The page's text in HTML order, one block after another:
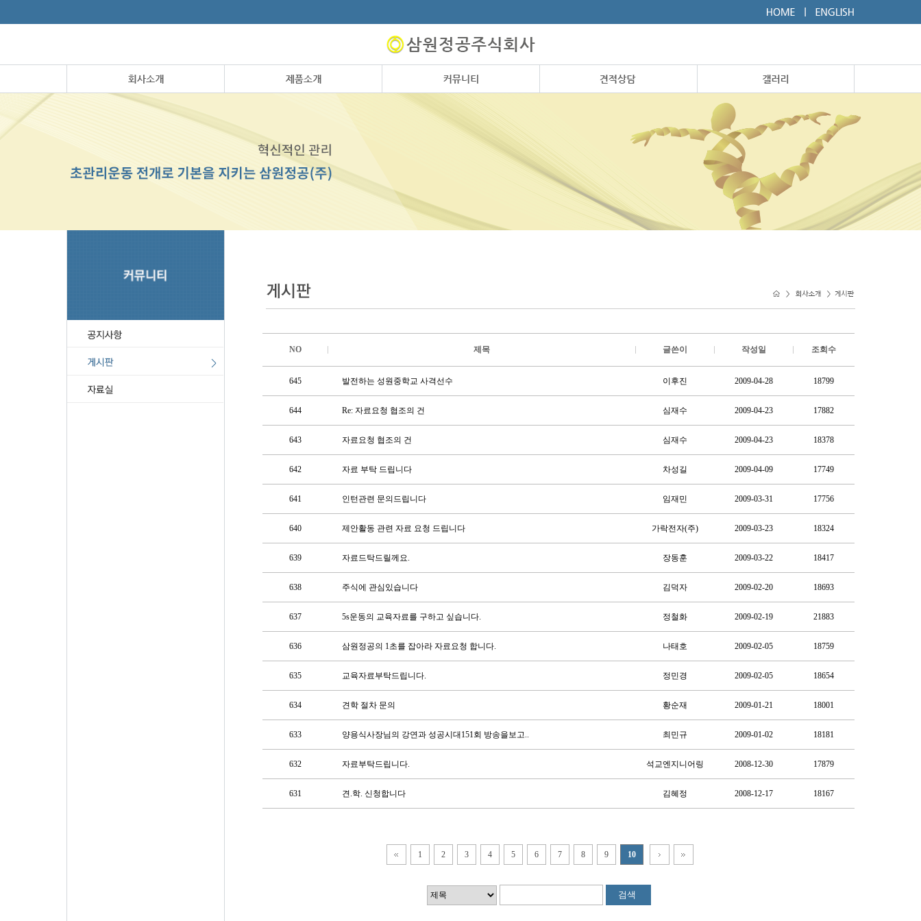
NO 제목 글쓴이 작성일 조회수
645 발전하는 성원중학교 사격선수 이후진 2009-04-28 18799
644 Re: 자료요청 협조의 건 심재수 2009-04-23 17882
643 자료요청 협조의 건 심재수 2009-04-23 18378
642 자료 부탁 드립니다 차성길 2009-04-09 17749
641 인턴관련 문의드립니다 임재민 2009-03-31 17756
640 제안활동 관련 자료 요청 드립니다 가락전자(주) 2009-03-23 18324
639 자료드탁드릴께요. 장동훈 2009-03-22 18417
638 주식에 관심있습니다 김덕자 2009-02-20 18693
637 5s운동의 교육자료를 구하고 싶습니다. 정철화 2009-02-19 21883
636 삼원정공의 1초를 잡아라 자료요청 합니다. 나태호 2009-02-05 18759
635 교육자료부탁드립니다. 정민경 2009-02-05 18654
634 견학 절차 문의 황순재 2009-01-21 18001
633 양용식사장님의 강연과 성공시대151회 방송을보고.. 최민규 2009-01-02 18181
632 자료부탁드립니다. 석교엔지니어링 2008-12-30 17879
631 견.학. 신청합니다 김혜정 2008-12-17 18167
1 2 3 4 5 6 7 8 9 10